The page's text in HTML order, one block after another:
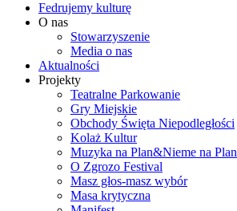
Fedrujemy kulturę
O nas
Stowarzyszenie
Media o nas
Aktualności
Projekty
Teatralne Parkowanie
Gry Miejskie
Obchody Święta Niepodległości
Kolaż Kultur
Muzyka na Plan&Nieme na Plan
O Zgrozo Festival
Masz głos-masz wybór
Masa krytyczna